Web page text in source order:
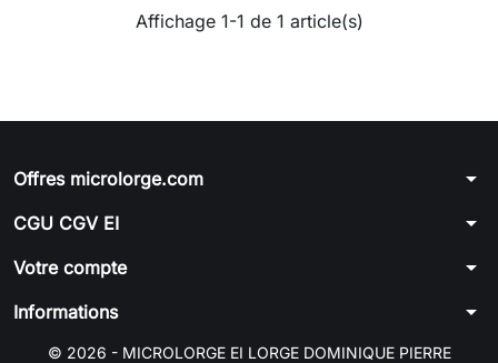
Affichage 1-1 de 1 article(s)
Offres microlorge.com arrow_drop_down
CGU CGV EI arrow_drop_down
Votre compte arrow_drop_down
Informations arrow_drop_down
© 2026 - MICROLORGE EI LORGE DOMINIQUE PIERRE